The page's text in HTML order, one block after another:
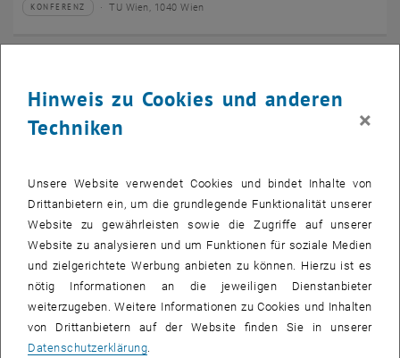
Veranstaltungstyp:
KONFERENZ
Veranstaltungsort: TU Wien, 1040 Wien
EMBA Online Info Session mit Dekan Prof. Dr. Wolfgang
Güttel
JULI 26
Veranstaltungstyp:
Veranstaltungsort: Online, via Zoom
03 August 2026
03
AUG. 26
Hinweis zu Cookies und anderen
Techniken
×
Unsere Website verwendet Cookies und bindet Inhalte von
Drittanbietern ein, um die grundlegende Funktionalität unserer
Website zu gewährleisten sowie die Zugriffe auf unserer
Website zu analysieren und um Funktionen für soziale Medien
und zielgerichtete Werbung anbieten zu können. Hierzu ist es
nötig Informationen an die jeweiligen Dienstanbieter
weiterzugeben. Weitere Informationen zu Cookies und Inhalten
von Drittanbietern auf der Website finden Sie in unserer
Datenschutzerklärung